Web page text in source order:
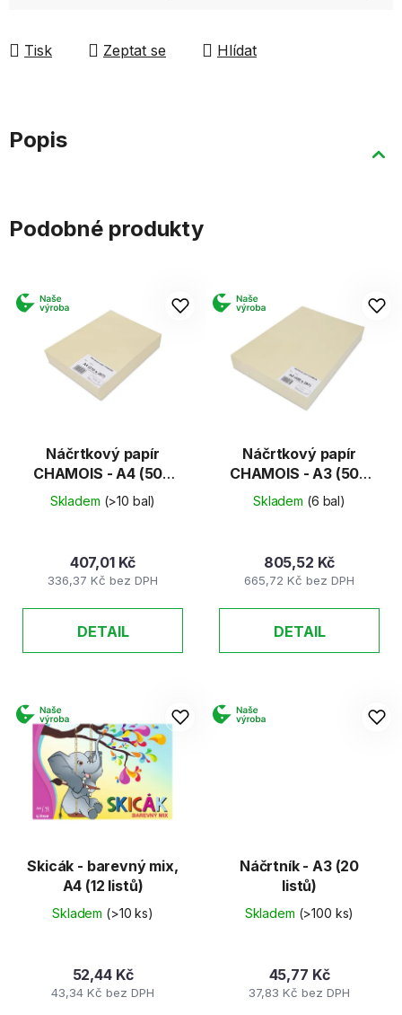
Tisk Zeptat se Hlídat
Popis
Podobné produkty
Náčrtkový papír
CHAMOIS - A4 (500
listů)
Skladem (>10 bal)
336,37 Kč bez DPH
407,01 Kč
DETAIL
Náčrtkový papír
CHAMOIS - A3 (500
listů)
Skladem (6 bal)
665,72 Kč bez DPH
805,52 Kč
DETAIL
Skicák - barevný mix,
A4 (12 listů)
Skladem (>10 ks)
43,34 Kč bez DPH
52,44 Kč
Náčrtník - A3 (20
listů)
Skladem (>100 ks)
37,83 Kč bez DPH
45,77 Kč